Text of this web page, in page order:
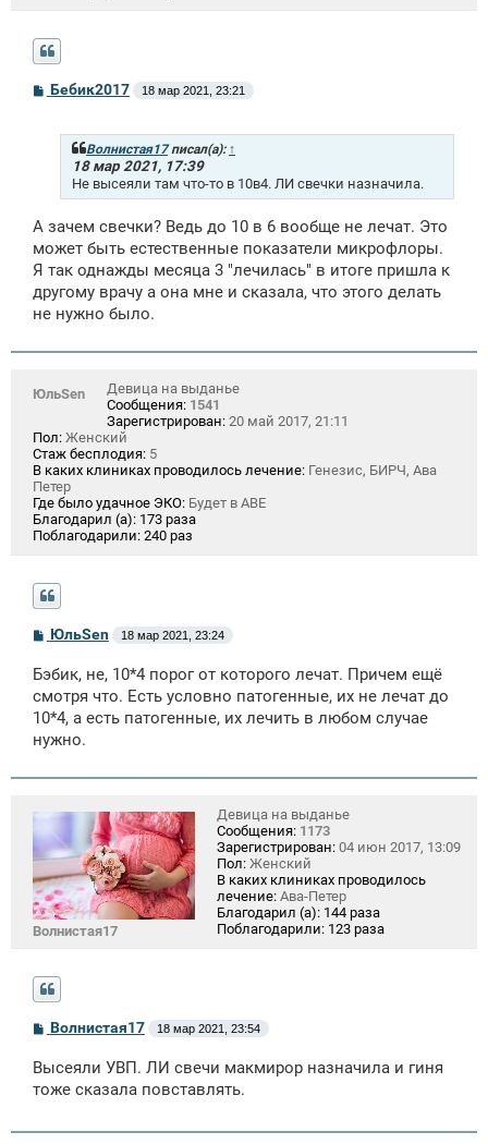
С
о
Бебик2017 18 мар 2021, 23:21
Волнистая17писал(а): ↑
18 мар 2021, 17:39
Не высеяли там что-то в 10в4. ЛИ свечки назначила.
А зачем свечки? Ведь до 10 в 6 вообще не лечат. Это
может быть естественные показатели микрофлоры.
Я так однажды месяца 3 "лечилась" в итоге пришла к
другому врачу а она мне и сказала, что этого делать
не нужно было.
ЮльSen
Девица на выданье
Сообщения: 1541
Зарегистрирован: 20 май 2017, 21:11
Пол: Женский
Стаж бесплодия: 5
В каких клиниках проводилось лечение: Генезис, БИРЧ, Ава
Петер
Где было удачное ЭКО: Будет в АВЕ
Благодарил (а): 173 раза
Поблагодарили: 240 раз
С
б
щ
е
н
и
ЮльSen 18 мар 2021, 23:24
Бэбик, не, 10*4 порог от которого лечат. Причем ещё
смотря что. Есть условно патогенные, их не лечат до
10*4, а есть патогенные, их лечить в любом случае
нужно.
Волнистая17
Девица на выданье
Сообщения: 1173
Зарегистрирован: 04 июн 2017, 13:09
Пол: Женский
В каких клиниках проводилось
лечение: Ава-Петер
Благодарил (а): 144 раза
Поблагодарили: 123 раза
С
б
щ
и
Волнистая17 18 мар 2021, 23:54
Высеяли УВП. ЛИ свечи макмирор назначила и гиня
тоже сказала повставлять.